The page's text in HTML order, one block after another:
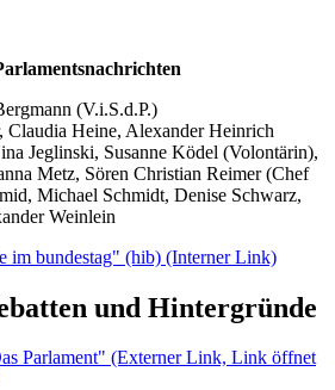
(V.i.S.d.P.)
Claudia Heine, Alexander Heinrich
Jeglinski, Susanne Ködel (Volontärin),
Metz, Sören Christian Reimer (Chef
Michael Schmidt, Denise Schwarz,
Weinlein
im bundestag" (hib) (Interner Link)
und Hintergründe
Parlament" (Externer Link, Link öffnet